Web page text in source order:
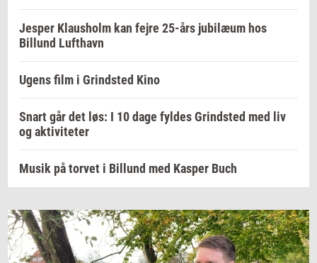
Jesper Klausholm kan fejre 25-års jubilæum hos
Billund Lufthavn
Ugens film i Grindsted Kino
Snart går det løs: I 10 dage fyldes Grindsted med liv
og aktiviteter
Musik på torvet i Billund med Kasper Buch